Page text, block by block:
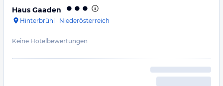
Haus Gaaden
Hinterbrühl · Niederösterreich
Keine Hotelbewertungen